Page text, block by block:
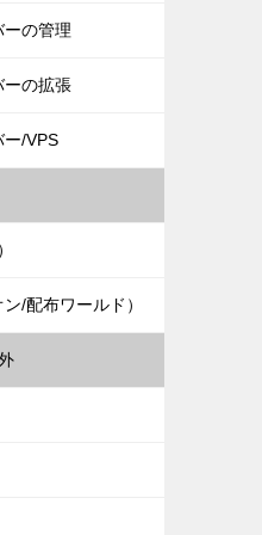
ーの管理
ーの拡張
ー/VPS
/配布ワールド）